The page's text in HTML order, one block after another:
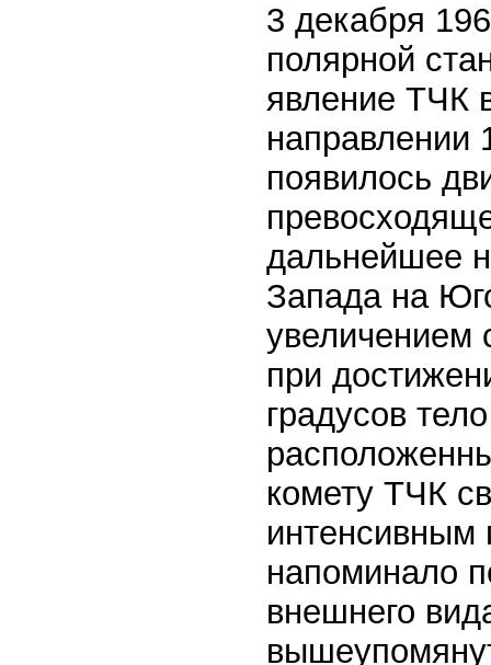
3 декабря
полярной
явление ТЧК
направлении
появилось
дальнейшее
Запада на
увеличением
при
градусов
комету ТЧК
интенсивным
напоминало
внешнего